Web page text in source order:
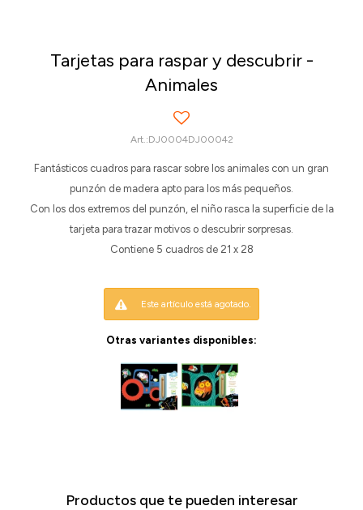
Tarjetas para raspar y descubrir -
Animales
DJ0004DJ00042
Fantásticos cuadros para rascar sobre los animales con un gran
punzón de madera apto para los más pequeños.
Con los dos extremos del punzón, el niño rasca la superficie de la
tarjeta para trazar motivos o descubrir sorpresas.
Contiene 5 cuadros de 21 x 28
Este artículo está agotado.
Otras variantes disponibles:
Productos que te pueden interesar